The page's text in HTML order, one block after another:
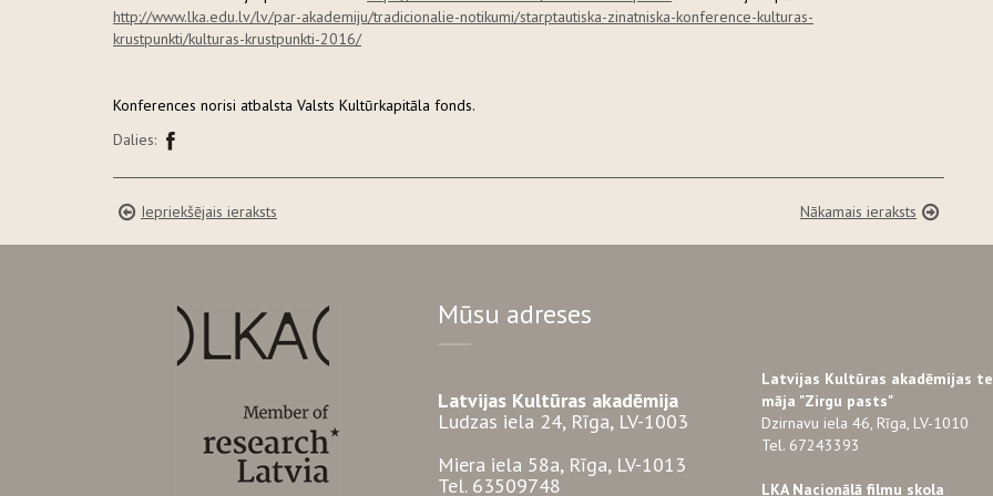
http://www.lka.edu.lv/lv/par-akademiju/tradicionalie-notikumi/starptautiska-zinatniska-konference-kulturas-
krustpunkti/kulturas-krustpunkti-2016/
Konferences norisi atbalsta Valsts Kultūrkapitāla fonds.
Dalies:
Iepriekšējais ieraksts Nākamais ieraksts
Mūsu adreses
Latvijas Kultūras akadēmija
Ludzas iela 24, Rīga, LV-1003
Miera iela 58a, Rīga, LV-1013
Tel. 63509748
Latvijas Kultūras akadēmijas
māja "Zirgu pasts"
Dzirnavu iela 46, Rīga, LV-1010
Tel. 67243393
LKA Nacionālā filmu skola